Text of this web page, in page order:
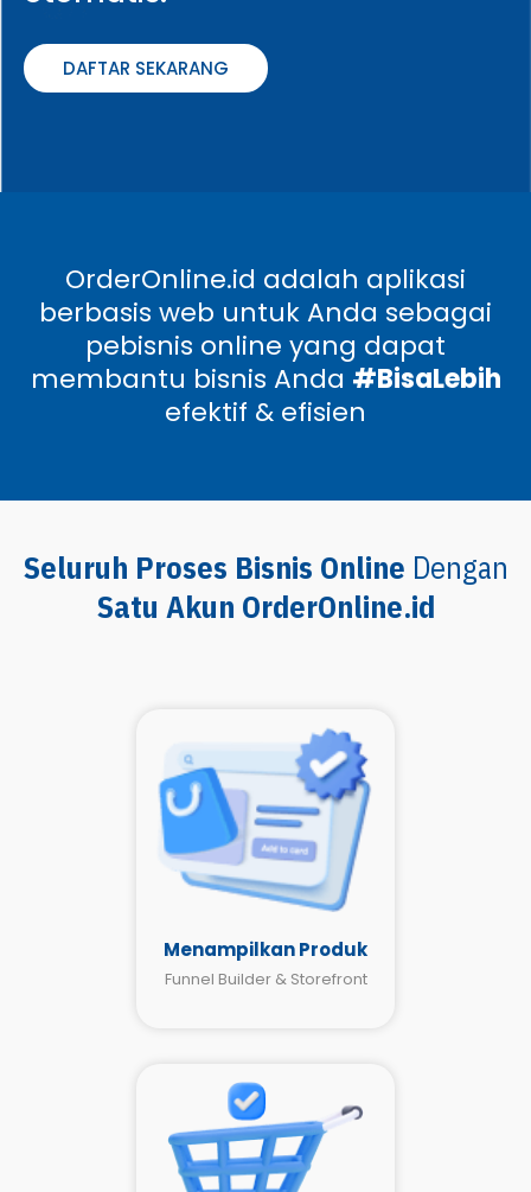
DAFTAR SEKARANG
OrderOnline.id adalah aplikasi
berbasis web untuk Anda sebagai
pebisnis online yang dapat
membantu bisnis Anda #BisaLebih
efektif & efisien
Seluruh Proses Bisnis Online Dengan
Satu Akun OrderOnline.id
Menampilkan Produk
Funnel Builder & Storefront